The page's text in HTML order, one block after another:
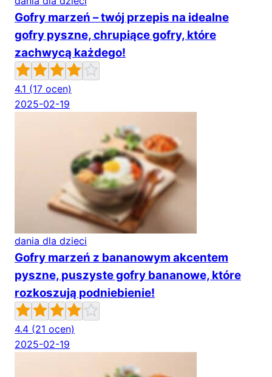
Gofry marzeń – twój przepis na idealne
gofry pyszne, chrupiące gofry, które
zachwycą każdego!
4.1 (17 ocen)
2025-02-19
dania dla dzieci
Gofry marzeń z bananowym akcentem
pyszne, puszyste gofry bananowe, które
rozkoszują podniebienie!
4.4 (21 ocen)
2025-02-19